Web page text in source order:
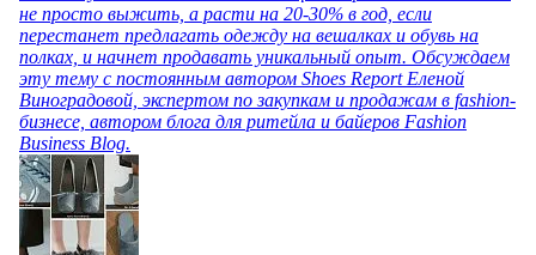
не просто выжить, а расти на 20-30% в год, если
перестанет предлагать одежду на вешалках и обувь на
полках, и начнет продавать уникальный опыт. Обсуждаем
эту тему с постоянным автором Shoes Report Еленой
Виноградовой, экспертом по закупкам и продажам в fashion-
бизнесе, автором блога для ритейла и байеров Fashion
Business Blog.